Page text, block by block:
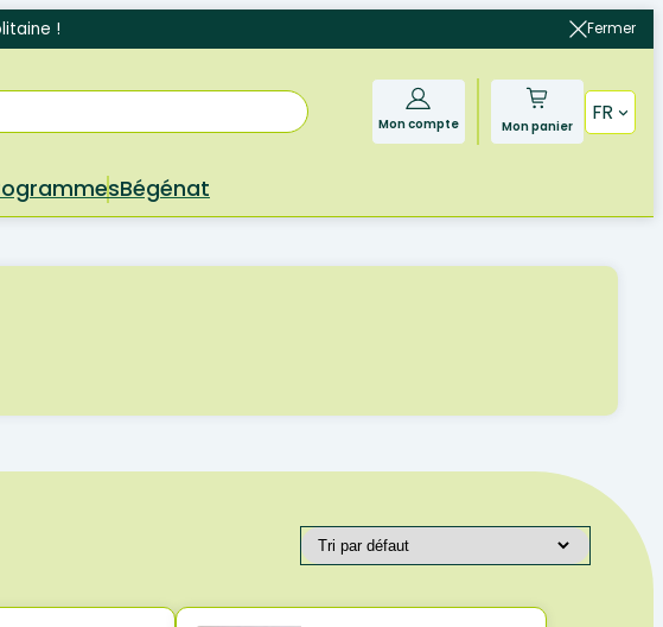
Fermer
!
Mon compte Mon panier
FR
Bégénat